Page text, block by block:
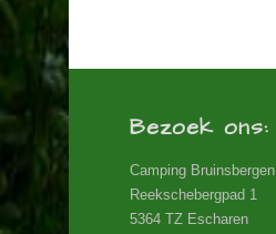
Bezoek ons:
Camping Bruinsbergen
Reekschebergpad 1
5364 TZ Escharen